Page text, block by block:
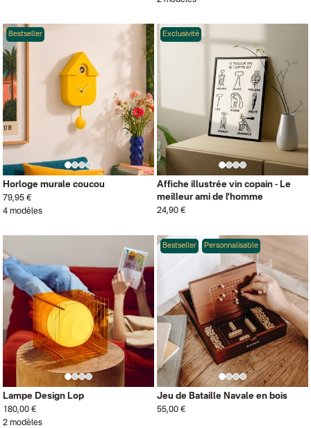
Bestseller
Horloge murale coucou
79,95 €
4 modèles
Exclusivité
Affiche illustrée vin copain - Le
meilleur ami de l'homme
24,90 €
Lampe Design Lop
180,00 €
2 modèles
Bestseller Personnalisable
Jeu de Bataille Navale en bois
55,00 €